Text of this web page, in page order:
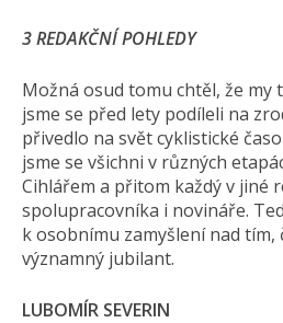
3 REDAKČNÍ POHLEDY
Možná osud tomu chtěl, že my
jsme se před lety podíleli na
přivedlo na svět cyklistické
jsme se všichni v různých
Cihlářem a přitom každý v jiné
spolupracovníka i novináře.
k osobnímu zamyšlení nad tím,
významný jubilant.
LUBOMÍR SEVERIN